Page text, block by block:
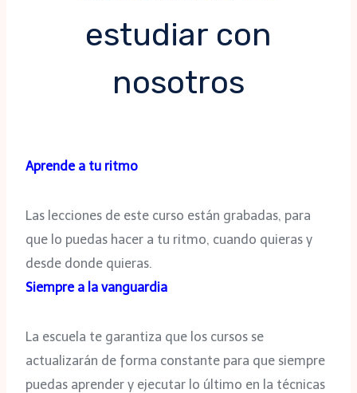
estudiar con
nosotros
Aprende a tu ritmo
Las lecciones de este curso están grabadas, para
que lo puedas hacer a tu ritmo, cuando quieras y
desde donde quieras.
Siempre a la vanguardia
La escuela te garantiza que los cursos se
actualizarán de forma constante para que siempre
puedas aprender y ejecutar lo último en la técnicas